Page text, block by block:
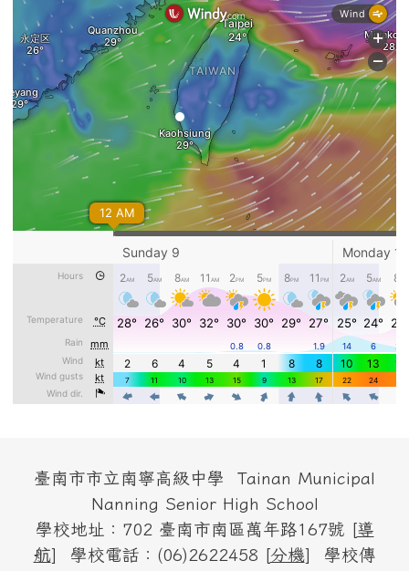
頁尾區域內容
臺南市市立南寧高級中學 Tainan Municipal
Nanning Senior High School
學校地址：702 臺南市南區萬年路167號 [導
航] 學校電話：(06)2622458 [分機] 學校傳